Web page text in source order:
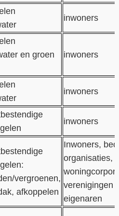
inwoners
en groen
inwoners
inwoners
inwoners
vergroenen,
afkoppelen
Inwoners,
organisaties,
verenigingen
eigenaren